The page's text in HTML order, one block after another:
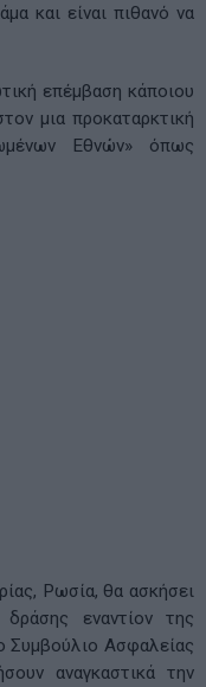
και είναι πιθανό να
επέμβαση κάποιου
μια προκαταρκτική
Εθνών» όπως
Ρωσία, θα ασκήσει
εναντίον της
Συμβούλιο Ασφαλείας
αναγκαστικά την